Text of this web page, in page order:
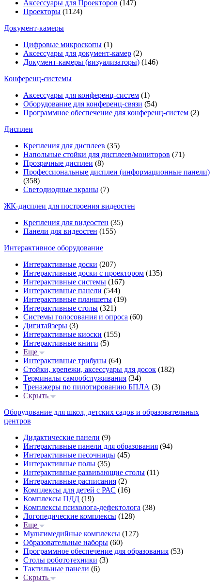
Аксессуары для Проекторов (147)
Проекторы (1124)
Документ-камеры
Цифровые микроскопы (1)
Аксессуары для документ-камер (2)
Документ-камеры (визуализаторы) (146)
Конференц-системы
Аксессуары для конференц-систем (1)
Оборудование для конференц-связи (54)
Программное обеспечение для конференц-систем (2)
Дисплеи
Крепления для дисплеев (35)
Напольные стойки для дисплеев/мониторов (71)
Прозрачные дисплеи (8)
Профессиональные дисплеи (информационные панели)
(358)
Светодиодные экраны (7)
ЖК-дисплеи для построения видеостен
Крепления для видеостен (35)
Панели для видеостен (155)
Интерактивное оборудование
Интерактивные доски (207)
Интерактивные доски с проектором (135)
Интерактивные системы (167)
Интерактивные панели (544)
Интерактивные планшеты (19)
Интерактивные столы (321)
Системы голосования и опроса (60)
Дигитайзеры (3)
Интерактивные киоски (155)
Интерактивные книги (5)
Еще
Интерактивные трибуны (64)
Стойки, крепежи, аксессуары для досок (182)
Терминалы самообслуживания (34)
Тренажеры по пилотированию БПЛА (3)
Скрыть
Оборудование для школ, детских садов и образовательных
центров
Дидактические панели (9)
Интерактивные панели для образования (94)
Интерактивные песочницы (45)
Интерактивные полы (35)
Интерактивные развивающие столы (11)
Интерактивные расписания (2)
Комплексы для детей с РАС (16)
Комплексы ПДД (19)
Комплексы психолога-дефектолога (38)
Логопедические комплексы (128)
Еще
Мультимедийные комплексы (127)
Образовательные наборы (60)
Программное обеспечение для образования (53)
Столы робототехники (3)
Тактильные панели (6)
Скрыть